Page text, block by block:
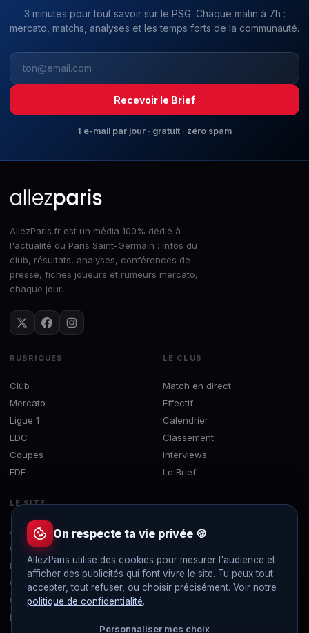
3 minutes pour tout savoir sur le PSG. Chaque matin à 7h :
mercato, matchs, analyses et les temps forts de la communauté.
Recevoir le Brief
1 e-mail par jour · gratuit · zéro spam
AllezParis.fr est un média 100% dédié à
l'actualité du Paris Saint-Germain : infos du
club, résultats, analyses, conférences de
presse, fiches joueurs et rumeurs mercato,
chaque jour.
RUBRIQUES
Club
Mercato
Ligue 1
LDC
Coupes
EDF
LE CLUB
Match en direct
Effectif
Calendrier
Classement
Interviews
Le Brief
LE SITE
À propos
Contact
Mentions légales
Confidentialité
Gérer les cookies
Flux RSS
On respecte ta vie privée 🍪
AllezParis utilise des cookies pour mesurer l'audience et
afficher des publicités qui font vivre le site. Tu peux tout
accepter, tout refuser, ou choisir précisément. Voir notre
politique de confidentialité.
Personnaliser mes choix